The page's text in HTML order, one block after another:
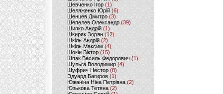
Шевченко Ігор(1)
Шеляженко Юрій (6)
Шенцев Дмитро (3)
Шепелев Олександр (39)
Шипко Андрій(1)
Шкиряк Зорян(12)
Шкіль Андрій(2)
Шкіль Максим (4)
Шокін Віктор (15)
Шпак Василь Федорович (1)
Шульга Володимир (4)
Шуфрич Нестор(8)
Эдуард Багиров (1)
Южаніна Ніна Петрівна (2)
Юзькова Тетяна(2)